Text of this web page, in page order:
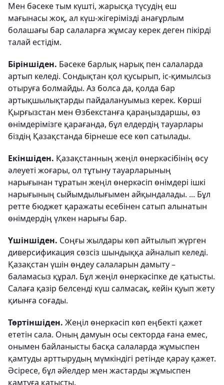
Мен бәсеке тым күшті, жарысқа түсудің еш
мағынасы жоқ, ал күш-жігерімізді анағұрлым
болашағы бар салаларға жұмсау керек деген пікірді
талай естідім.
Біріншіден. Бәсеке барлық нарық пен салаларда
артып келеді. Сондықтан қол қусырып, іс-қимылсыз
отыруға болмайды. Аз болса да, қолда бар
артықшылықтарды пайдалануымыз керек. Көрші
Қырғызстан мен Өзбекстанға қараңыздаршы, өз
өнімдерімізге қарағанда, бұл елдердің тауарлары
біздің Қазақстанда бірнеше есе көп сатылады.
Екіншіден. Қазақстанның жеңіл өнеркәсібінің өсу
әлеуеті жоғары, ол тұтыну тауарларының
нарығынан тұратын жеңіл өнеркәсіп өнімдері ішкі
нарығының сыйымдылығымен айқындалады. ... Бұл
ретте бюджет қаражаты есебінен сатып алынатын
өнімдердің үлкен нарығы бар.
Үшіншіден. Соңғы жылдары көп айтылып жүрген
диверсификация сөзсіз шындыққа айналып келеді.
Қазақстан үшін өңдеу салаларын дамыту –
баламасыз құрал. Бұл жеңіл өнеркәсіпке де қатысты.
Салаға қазір белсенді күш салмасақ, кейін қуып жету
қиынға соғады.
Төртіншіден. Жеңіл өнеркәсіп көп еңбекті қажет
ететін сала. Оның дамуын осы секторда ғана емес,
онымен байланысты басқа салаларда жұмыспен
қамтуды арттырудың мүмкіндігі ретінде қарау қажет.
Әсіресе, бұл әйелдер мен жастарды жұмыспен
қамтуға қатысты.